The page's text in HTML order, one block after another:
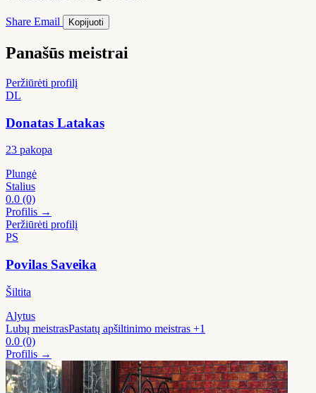
Share Email Kopijuoti
Panašūs meistrai
Peržiūrėti profilį
DL
Donatas Latakas
23 pakopa
Plungė
Stalius
0.0 (0)
Profilis →
Peržiūrėti profilį
PS
Povilas Saveika
Šiltita
Alytus
Lubų meistrasPastatų apšiltinimo meistras +1
0.0 (0)
Profilis →